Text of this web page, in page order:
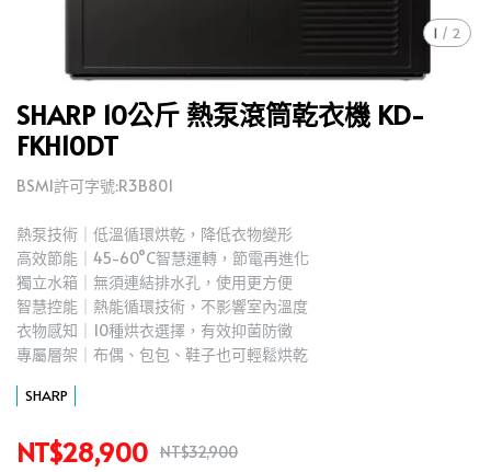
1 / 2
SHARP 10公斤 熱泵滾筒乾衣機 KD-
FKH10DT
BSMI許可字號:R3B801
熱泵技術｜低溫循環烘乾，降低衣物變形
高效節能｜45-60°C智慧運轉，節電再進化
獨立水箱｜無須連結排水孔，使用更方便
智慧控能｜熱能循環技術，不影響室內溫度
衣物感知｜10種烘衣選擇，有效抑菌防黴
專屬層架｜布偶、包包、鞋子也可輕鬆烘乾
SHARP
NT$28,900 NT$32,900